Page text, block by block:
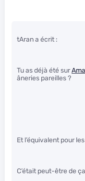
tAran a écrit :
Tu as déjà été sur
âneries pareilles ?
Et l’équivalent pour
C’était peut-être de